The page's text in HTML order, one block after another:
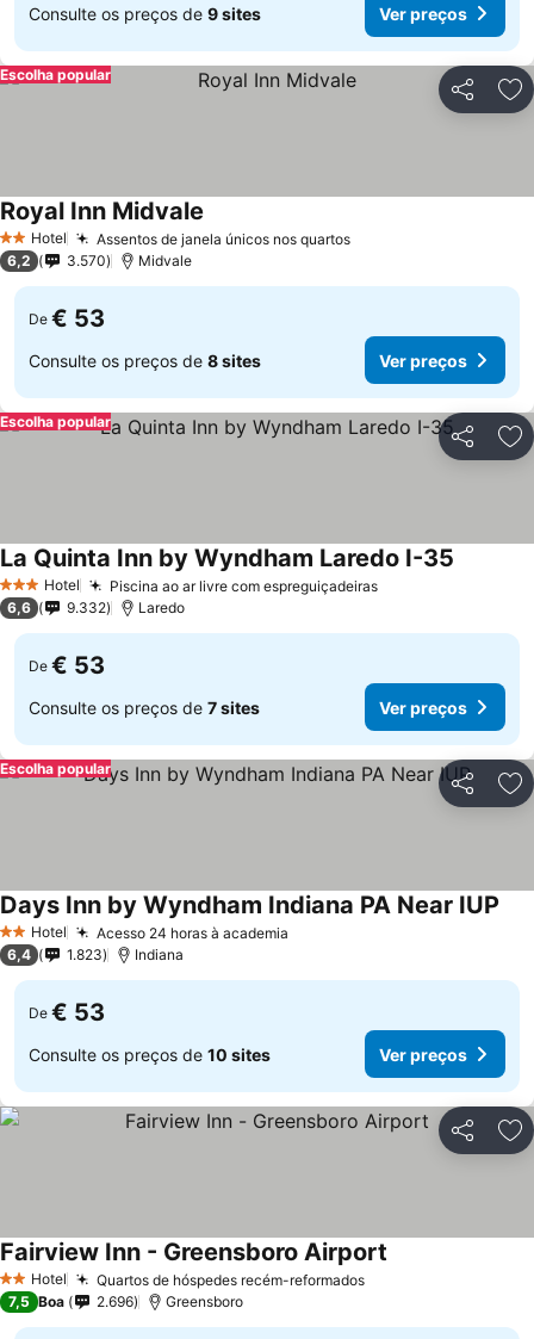
Consulte os preços de 9 sites Ver preços
Partilhar
Escolha popular
2 Estrelas
Hotel Assentos de janela únicos nos quartosVer preços
Royal Inn Midvale
6,2 3.570 Midvale
De € 53
Consulte os preços de 8 sites Ver preços
Partilhar
Escolha popular
3 EstrelasHotel Piscina ao ar livre com espreguiçadeirasVer preços
La Quinta Inn by Wyndham Laredo I-35
6,6 9.332 Laredo
De € 53
Consulte os preços de 7 sites Ver preços
Partilhar
Escolha popular
2 Estrelas
Hotel Acesso 24 horas à academia
Days Inn by Wyndham Indiana PA Near IUP
6,4 1.823 Indiana
De € 53
Consulte os preços de 10 sites Ver preços
Partilhar
2 Estrelas
Hotel Quartos de hóspedes recém-reformadosVer preços
Fairview Inn - Greensboro Airport
7,5 Boa 2.696 Greensboro